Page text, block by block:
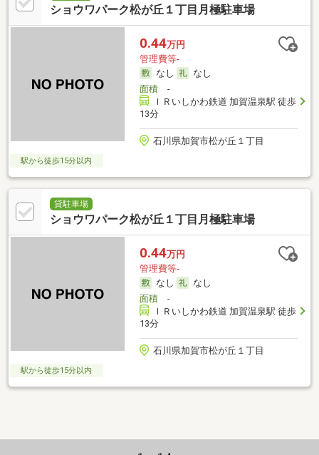
ショウワパーク松が丘１丁目月極駐車場
0.44万円
管理費等-
なし
なし
面積-
ＩＲいしかわ鉄道 加賀温泉駅 徒歩
13分
石川県加賀市松が丘１丁目
駅から徒歩15分以内
貸駐車場
ショウワパーク松が丘１丁目月極駐車場
0.44万円
管理費等-
なし
なし
面積-
ＩＲいしかわ鉄道 加賀温泉駅 徒歩
13分
石川県加賀市松が丘１丁目
駅から徒歩15分以内